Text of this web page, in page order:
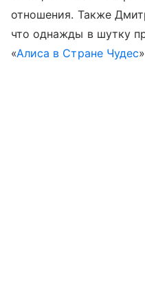
отношения. Также
что однажды в шутку
«Алиса в Стране Чудес